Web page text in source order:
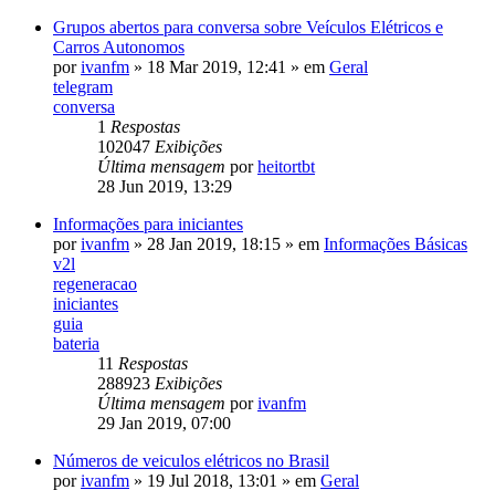
Grupos abertos para conversa sobre Veículos Elétricos e
Carros Autonomos
porivanfm » 18 Mar 2019, 12:41 » em Geral
telegram
conversa
1 Respostas
102047 Exibições
Última mensagem porheitortbt
28 Jun 2019, 13:29
Informações para iniciantes
porivanfm » 28 Jan 2019, 18:15 » em Informações Básicas
v2l
regeneracao
iniciantes
guia
bateria
11 Respostas
288923 Exibições
Última mensagem porivanfm
29 Jan 2019, 07:00
Números de veiculos elétricos no Brasil
porivanfm » 19 Jul 2018, 13:01 » em Geral